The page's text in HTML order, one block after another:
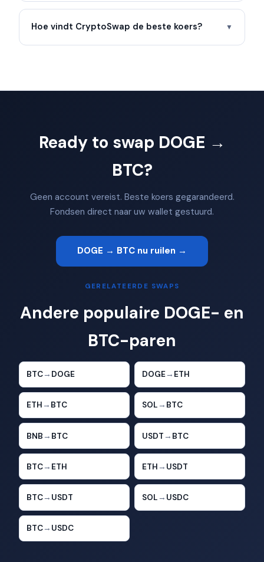
Hoe vindt CryptoSwap de beste koers? ▼
Ready to swap DOGE →
BTC?
Geen account vereist. Beste koers gegarandeerd.
Fondsen direct naar uw wallet gestuurd.
DOGE → BTC nu ruilen →
GERELATEERDE SWAPS
Andere populaire DOGE- en
BTC-paren
BTC→ DOGE DOGE→ ETH
ETH → BTC SOL → BTC
BNB → BTC USDT → BTC
BTC→ ETH ETH → USDT
BTC→ USDT SOL → USDC
BTC→ USDC